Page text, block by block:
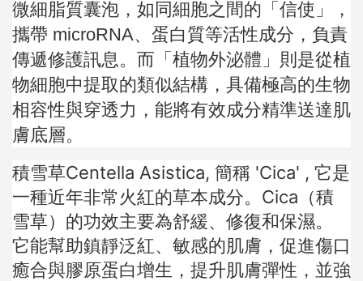
微細脂質囊泡，如同細胞之間的「信使」，
攜帶 microRNA、蛋白質等活性成分，負責
傳遞修護訊息。而「植物外泌體」則是從植
物細胞中提取的類似結構，具備極高的生物
相容性與穿透力，能將有效成分精準送達肌
膚底層。
積雪草Centella Asistica, 簡稱 'Cica' , 它是
一種近年非常火紅的草本成分。Cica（積
雪草）的功效主要為舒緩、修復和保濕。
它能幫助鎮靜泛紅、敏感的肌膚，促進傷口
癒合與膠原蛋白增生，提升肌膚彈性，並強